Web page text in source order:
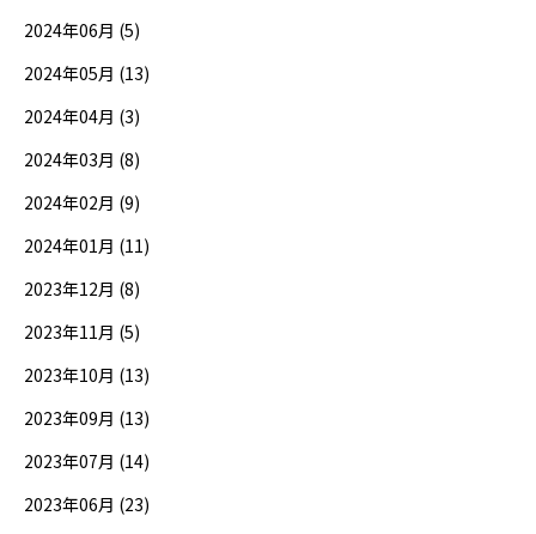
2024年06月 (5)
2024年05月 (13)
2024年04月 (3)
2024年03月 (8)
2024年02月 (9)
2024年01月 (11)
2023年12月 (8)
2023年11月 (5)
2023年10月 (13)
2023年09月 (13)
2023年07月 (14)
2023年06月 (23)